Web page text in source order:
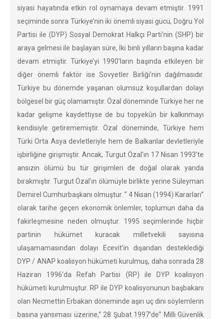
siyasi hayatında etkin rol oynamaya devam etmiştir. 1991
seçiminde sonra Türkiye’nin iki önemli siyasi gücü, Doğru Yol
Partisi ile (DYP) Sosyal Demokrat Halkçı Parti’nin (SHP) bir
araya gelmesi ile başlayan süre, İki binli yılların başına kadar
devam etmiştir. Türkiye’yi 1990’ların başında etkileyen bir
diğer önemli faktör ise Sovyetler Birliği’nin dağılmasıdır.
Türkiye bu dönemde yaşanan olumsuz koşullardan dolayı
bölgesel bir güç olamamıştır. Özal döneminde Türkiye her ne
kadar gelişme kaydettiyse de bu topyekûn bir kalkınmayı
kendisiyle getirememiştir. Özal döneminde, Türkiye hem
Türki Orta Asya devletleriyle hem de Balkanlar devletleriyle
işbirliğine girişmiştir. Ancak, Turgut Özal’ın 17 Nisan 1993’te
ansızın ölümü bu tür girişimleri de doğal olarak yarıda
bırakmıştır. Turgut Özal’ın ölümüyle birlikte yerine Süleyman
Demirel Cumhurbaşkanı olmuştur. “ 4 Nisan (1994) Kararları”
olarak tarihe geçen ekonomik önlemler, toplumun daha da
fakirleşmesine neden olmuştur. 1995 seçimlerinde hiçbir
partinin hükümet kuracak milletvekili sayısına
ulaşamamasından dolayı Ecevit’in dışarıdan desteklediği
DYP / ANAP koalisyon hükümeti kurulmuş, daha sonrada 28
Haziran 1996’da Refah Partisi (RP) ile DYP koalisyon
hükümeti kurulmuştur. RP ile DYP koalisyonunun başbakanı
olan Necmettin Erbakan döneminde aşırı uç dini söylemlerin
basına yansıması üzerine,” 28 Şubat 1997’de” Milli Güvenlik